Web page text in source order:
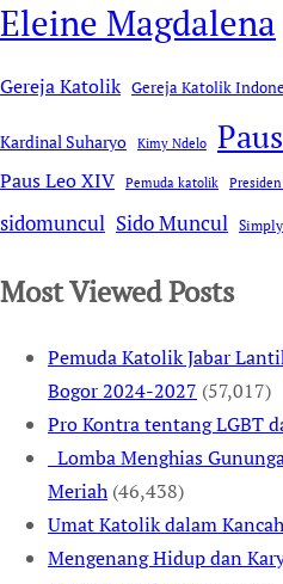
Eleine Magdalena
Gereja Katolik Gereja Katolik
Kardinal Suharyo Kimy Ndelo
Paus Leo XIV Pemuda katolik
sidomuncul Sido Muncul
Most Viewed Posts
Pemuda Katolik Jabar
Bogor 2024-2027 (57,017)
Pro Kontra tentang LGBT
Lomba Menghias
Meriah (46,438)
Umat Katolik dalam
Mengenang Hidup dan